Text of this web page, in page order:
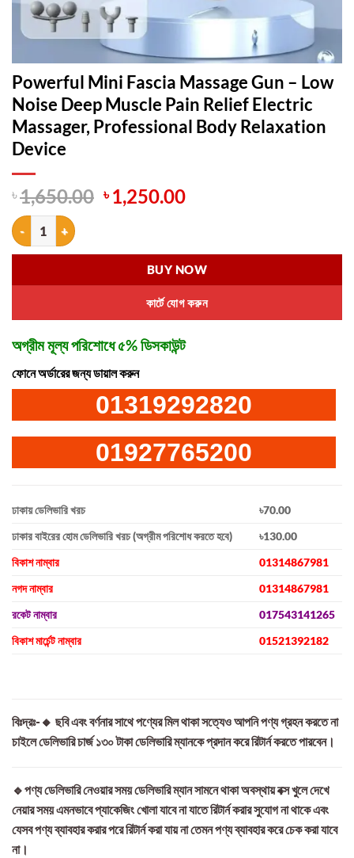
Powerful Mini Fascia Massage Gun – Low
Noise Deep Muscle Pain Relief Electric
Massager, Professional Body Relaxation
Device
৳1,650.00 Original
price
৳ 1,650.00.
৳ 1,250.00Current
৳ 1,250.00.
Powerful Mini Fascia Massage Gun – Low Noise Deep Muscle Pain
কার্টে যোগ করুন
BUY NOW
অগ্রীম মূল্য পরিশোধে ৫% ডিসকাউন্ট
ফোনে অর্ডারের জন্য ডায়াল করুন
01319292820
01927765200
ঢাকায় ডেলিভারি খরচ
৳70.00
ঢাকার বাইরের হোম ডেলিভারি খরচ (অগ্রীম পরিশোধ করতে হবে)
৳130.00
বিকাশ নাম্বার
01314867981
নগদ নাম্বার
01314867981
রকেট নাম্বার
017543141265
বিকাশ মার্চেন্ট নাম্বার
01521392182
বিঃদ্রঃ-🔸 ছবি এবং বর্ণনার সাথে পণ্যের মিল থাকা সত্যেও আপনি পণ্য গ্রহন করতে না
চাইলে ডেলিভারি চার্জ ১৩০ টাকা ডেলিভারি ম্যানকে প্রদান করে রিটার্ন করতে পারবেন।
🔹পণ্য ডেলিভারি নেওয়ার সময় ডেলিভারি ম্যান সামনে থাকা অবস্থায় বক্স খুলে দেখে
নেয়ার সময় এমনভাবে প্যাকেজিং খোলা যাবে না যাতে রিটার্ন করার সুযোগ না থাকে এবং
যেসব পণ্য ব্যাবহার করার পরে রিটার্ন করা যায় না তেমন পণ্য ব্যাবহার করে চেক করা যাবে
না।